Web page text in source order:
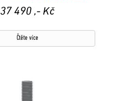
37 490 ,- Kč
Čtěte více